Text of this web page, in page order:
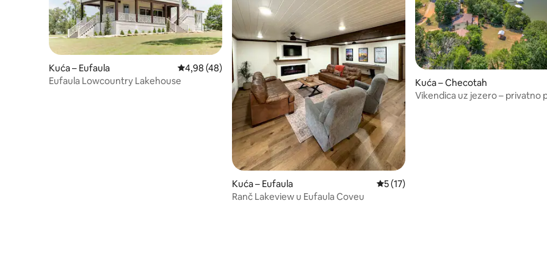
Kuća – Eufaula Prosječna ocjena: 4,98/5, recenzija: 48
4,98 (48)
Eufaula Lowcountry Lakehouse
Kuća – Eufaula Prosječna ocjena: 5/5, recenzija: 17
5 (17)
Ranč Lakeview u Eufaula Coveu
Kuća – Checotah
Vikendica uz jezero – privatno